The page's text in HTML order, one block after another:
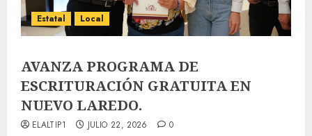
Estatal Local
AVANZA PROGRAMA DE
ESCRITURACIÓN GRATUITA EN
NUEVO LAREDO.
ELALTIP1 JULIO 22, 2026 0